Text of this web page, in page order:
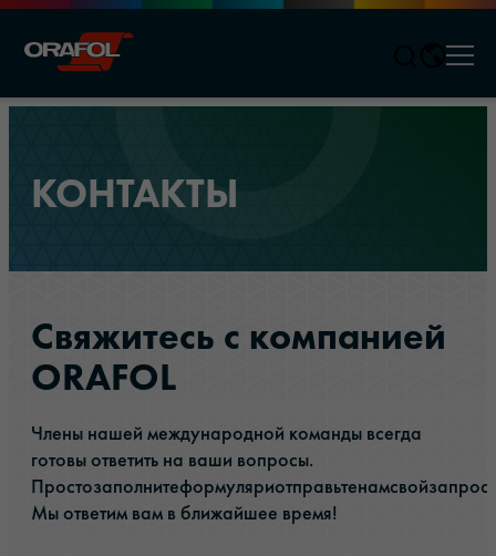
КОНТАКТЫ
Свяжитесь с компанией
ORAFOL
Члены нашей международной команды всегда
готовы ответить на ваши вопросы.
Простозаполнитеформуляриотправьтенамсвойзапрос.
Мы ответим вам в ближайшее время!